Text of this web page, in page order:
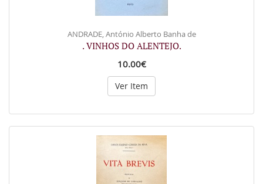
ANDRADE, António Alberto Banha de
. VINHOS DO ALENTEJO.
10.00€
Ver Item